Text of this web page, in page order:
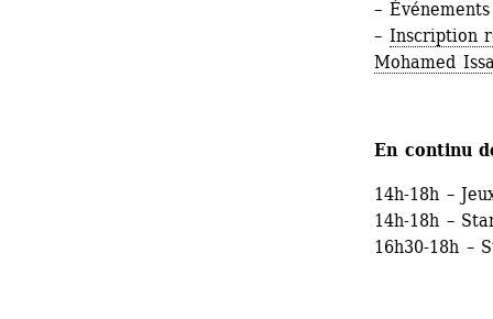
–
– Inscription
Mohamed
En continu
14h-18h –
14h-18h –
16h30-18h –